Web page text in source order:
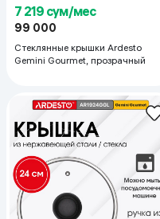
7 219 сум/мес
99 000
Стеклянные крышки Ardesto
Gemini Gourmet, прозрачный